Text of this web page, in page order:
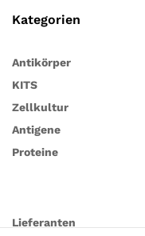
Kategorien
Antikörper
KITS
Zellkultur
Antigene
Proteine
Lieferanten